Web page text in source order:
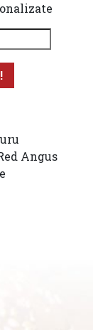
Angus